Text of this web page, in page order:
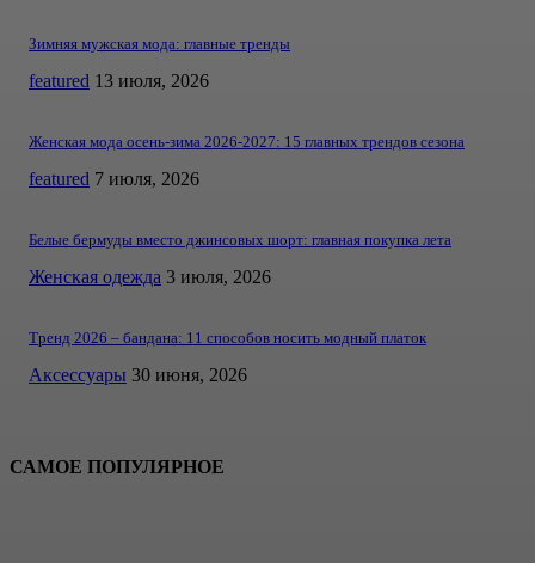
Зимняя мужская мода: главные тренды
featured 13 июля, 2026
Женская мода осень-зима 2026-2027: 15 главных трендов сезона
featured 7 июля, 2026
Белые бермуды вместо джинсовых шорт: главная покупка лета
Женская одежда 3 июля, 2026
Тренд 2026 – бандана: 11 способов носить модный платок
Аксессуары 30 июня, 2026
САМОЕ ПОПУЛЯРНОЕ